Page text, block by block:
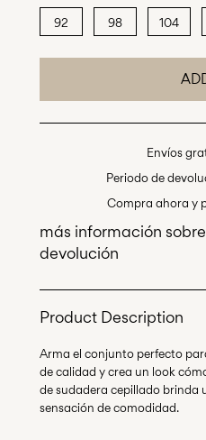
92 98 104
Envíos
Periodo de
Compra ahora y
más información
devolución
Product Description
Arma el conjunto perfecto
de calidad y crea un look
de sudadera cepillado brinda